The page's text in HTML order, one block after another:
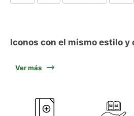
Iconos con el mismo estilo y
Ver más